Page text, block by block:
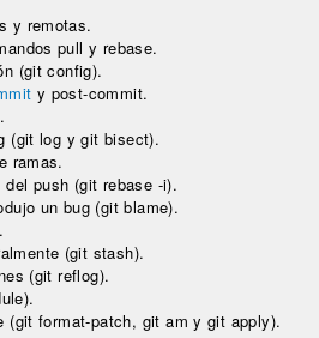
y remotas.
pull y rebase.
(git config).
y post-commit.
(git log y git bisect).
ramas.
push (git rebase -i).
un bug (git blame).
(git stash).
(git reflog).
(git format-patch, git am y git apply).